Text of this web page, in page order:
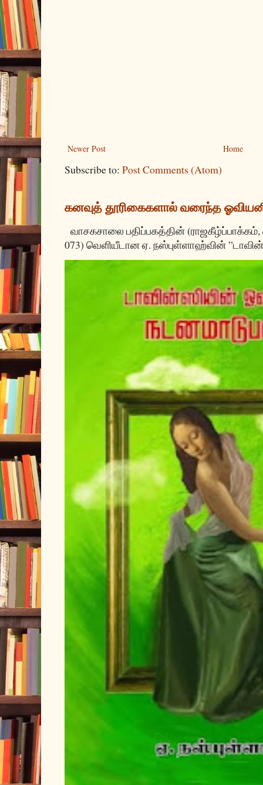
Newer Post Home
Subscribe to: Post Comments (Atom)
கனவுத் தூரிகைகளால் வரைந்த
வாசகசாலை பதிப்பகத்தின்
073) வெளியீடான ஏ. நஸ்புள்ளாஹ்வின்